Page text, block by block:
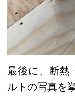
最後に、断熱
ルトの写真を